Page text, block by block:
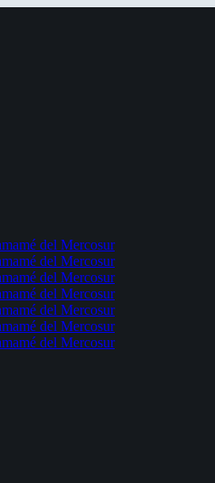
del Mercosur
del Mercosur
del Mercosur
del Mercosur
del Mercosur
del Mercosur
del Mercosur